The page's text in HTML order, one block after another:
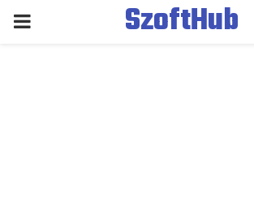
PRIMARY
SzoftHub